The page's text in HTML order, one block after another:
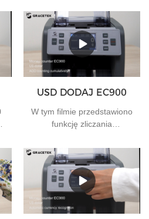
USD DODAJ EC900
W tym filmie przedstawiono
funkcję zliczania
wartości rachunków EC900
ADD, jeśli masz jakiekolwiek
potrzeby, możesz
skontaktować się z nami